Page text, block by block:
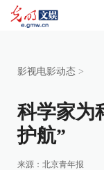
影视电影动态 >
科学家为
护航”
来源： 北京青年报